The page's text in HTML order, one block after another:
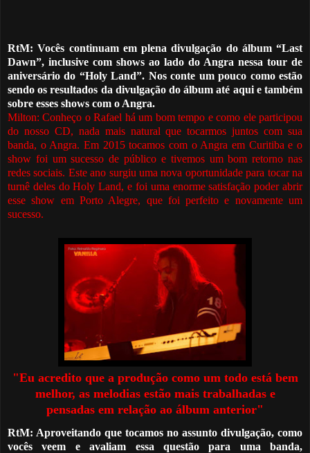
RtM: Vocês continuam em plena divulgação do álbum “Last
Dawn”, inclusive com shows ao lado do Angra nessa tour de
aniversário do “Holy Land”. Nos conte um pouco comoestão
sendo os resultados da divulgação do álbum até aqui e também
sobre esses shows com o Angra.
Milton: Conheço o Rafael há um bom tempo e como ele participou
do nosso CD, nada mais natural que tocarmos juntos com sua
banda, o Angra. Em 2015 tocamos com o Angra em Curitiba e o
show foi um sucesso de público e tivemos um bom retorno nas
redes sociais. Este ano surgiu uma nova oportunidade para tocar na
turnê deles do Holy Land, e foi uma enorme satisfação poder abrir
esse show em Porto Alegre, que foi perfeito e novamente um
sucesso.
"Eu acredito que a produção como um todo está bem
melhor, as melodias estão mais trabalhadas e
pensadas em relação ao álbum anterior"
RtM: Aproveitando que tocamos no assunto divulgação, como
vocêsveem e avaliam essa questão para uma banda,